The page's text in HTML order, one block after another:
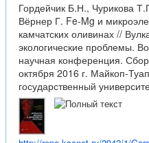
Гордейчик Б.Н., Чурикова
Вёрнер Г. Fe-Mg и
камчатских оливинах //
экологические проблемы.
научная конференция.
октября 2016 г. Майкоп-
государственный